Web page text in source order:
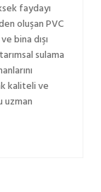
faydayı
oluşan PVC
bina dışı
sulama
kaliteli ve
uzman